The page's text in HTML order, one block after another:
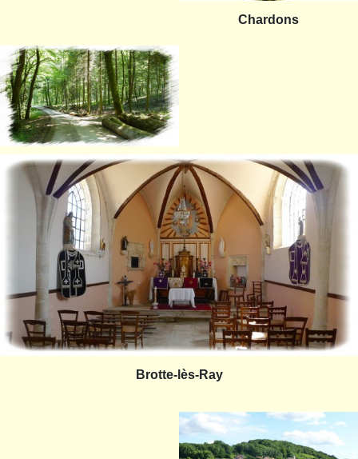
Chardons
Brotte-lès-Ray